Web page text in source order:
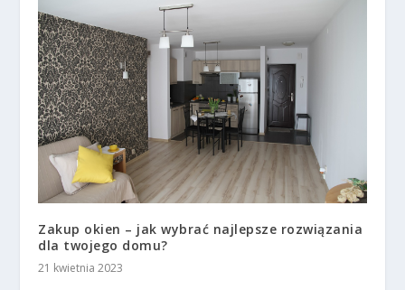
Zakup okien – jak wybrać najlepsze rozwiązania
dla twojego domu?
21 kwietnia 2023